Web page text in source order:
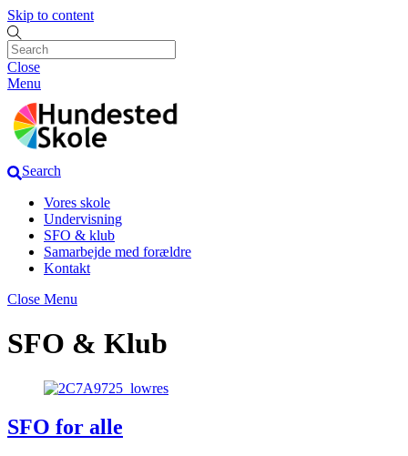
Skip to content
Close
Menu
Search
Vores skole
Undervisning
SFO & klub
Samarbejde med forældre
Kontakt
Close Menu
SFO & Klub
SFO for alle